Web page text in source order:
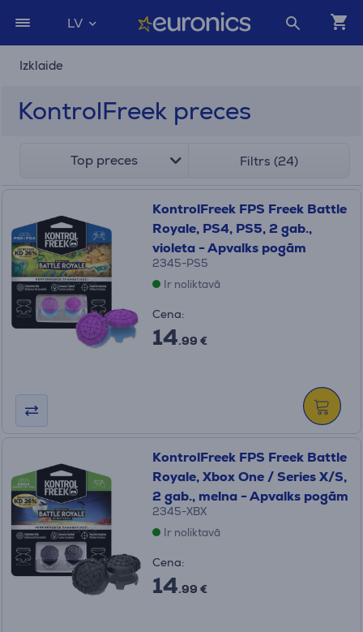
LV
Izklaide
KontrolFreek preces
Top preces Filtrs (24)
KontrolFreek FPS Freek Battle
Royale, PS4, PS5, 2 gab.,
violeta - Apvalks pogām
2345-PS5
Ir noliktavā
Cena:
14.99 €
KontrolFreek FPS Freek Battle
Royale, Xbox One / Series X/S,
2 gab., melna - Apvalks pogām
2345-XBX
Ir noliktavā
Cena:
14.99 €